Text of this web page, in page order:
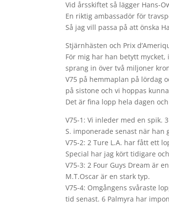
Vid årsskiftet så lägger Hans-
En riktig ambassadör för
Så jag vill passa på att önska
Stjärnhästen och Prix
För mig har han betytt
sprang in över två miljoner
V75 på hemmaplan på lördag
på sistone och vi hoppas
Det är fina lopp hela dagen
V75-1: Vi inleder med en spik.
S. imponerade senast när han
V75-2: 2 Ture L.A. har fått ett
Special har jag kört tidigare
V75-3: 2 Four Guys Dream är
M.T.Oscar är en stark typ.
V75-4: Omgångens svåraste
tid senast. 6 Palmyra har